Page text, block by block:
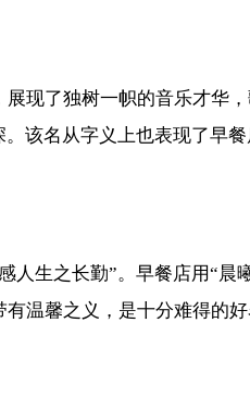
现了独树一帜的音乐才华
该名从字义上也表现了早
生之长勤”。早餐店用“
温馨之义，是十分难得的好